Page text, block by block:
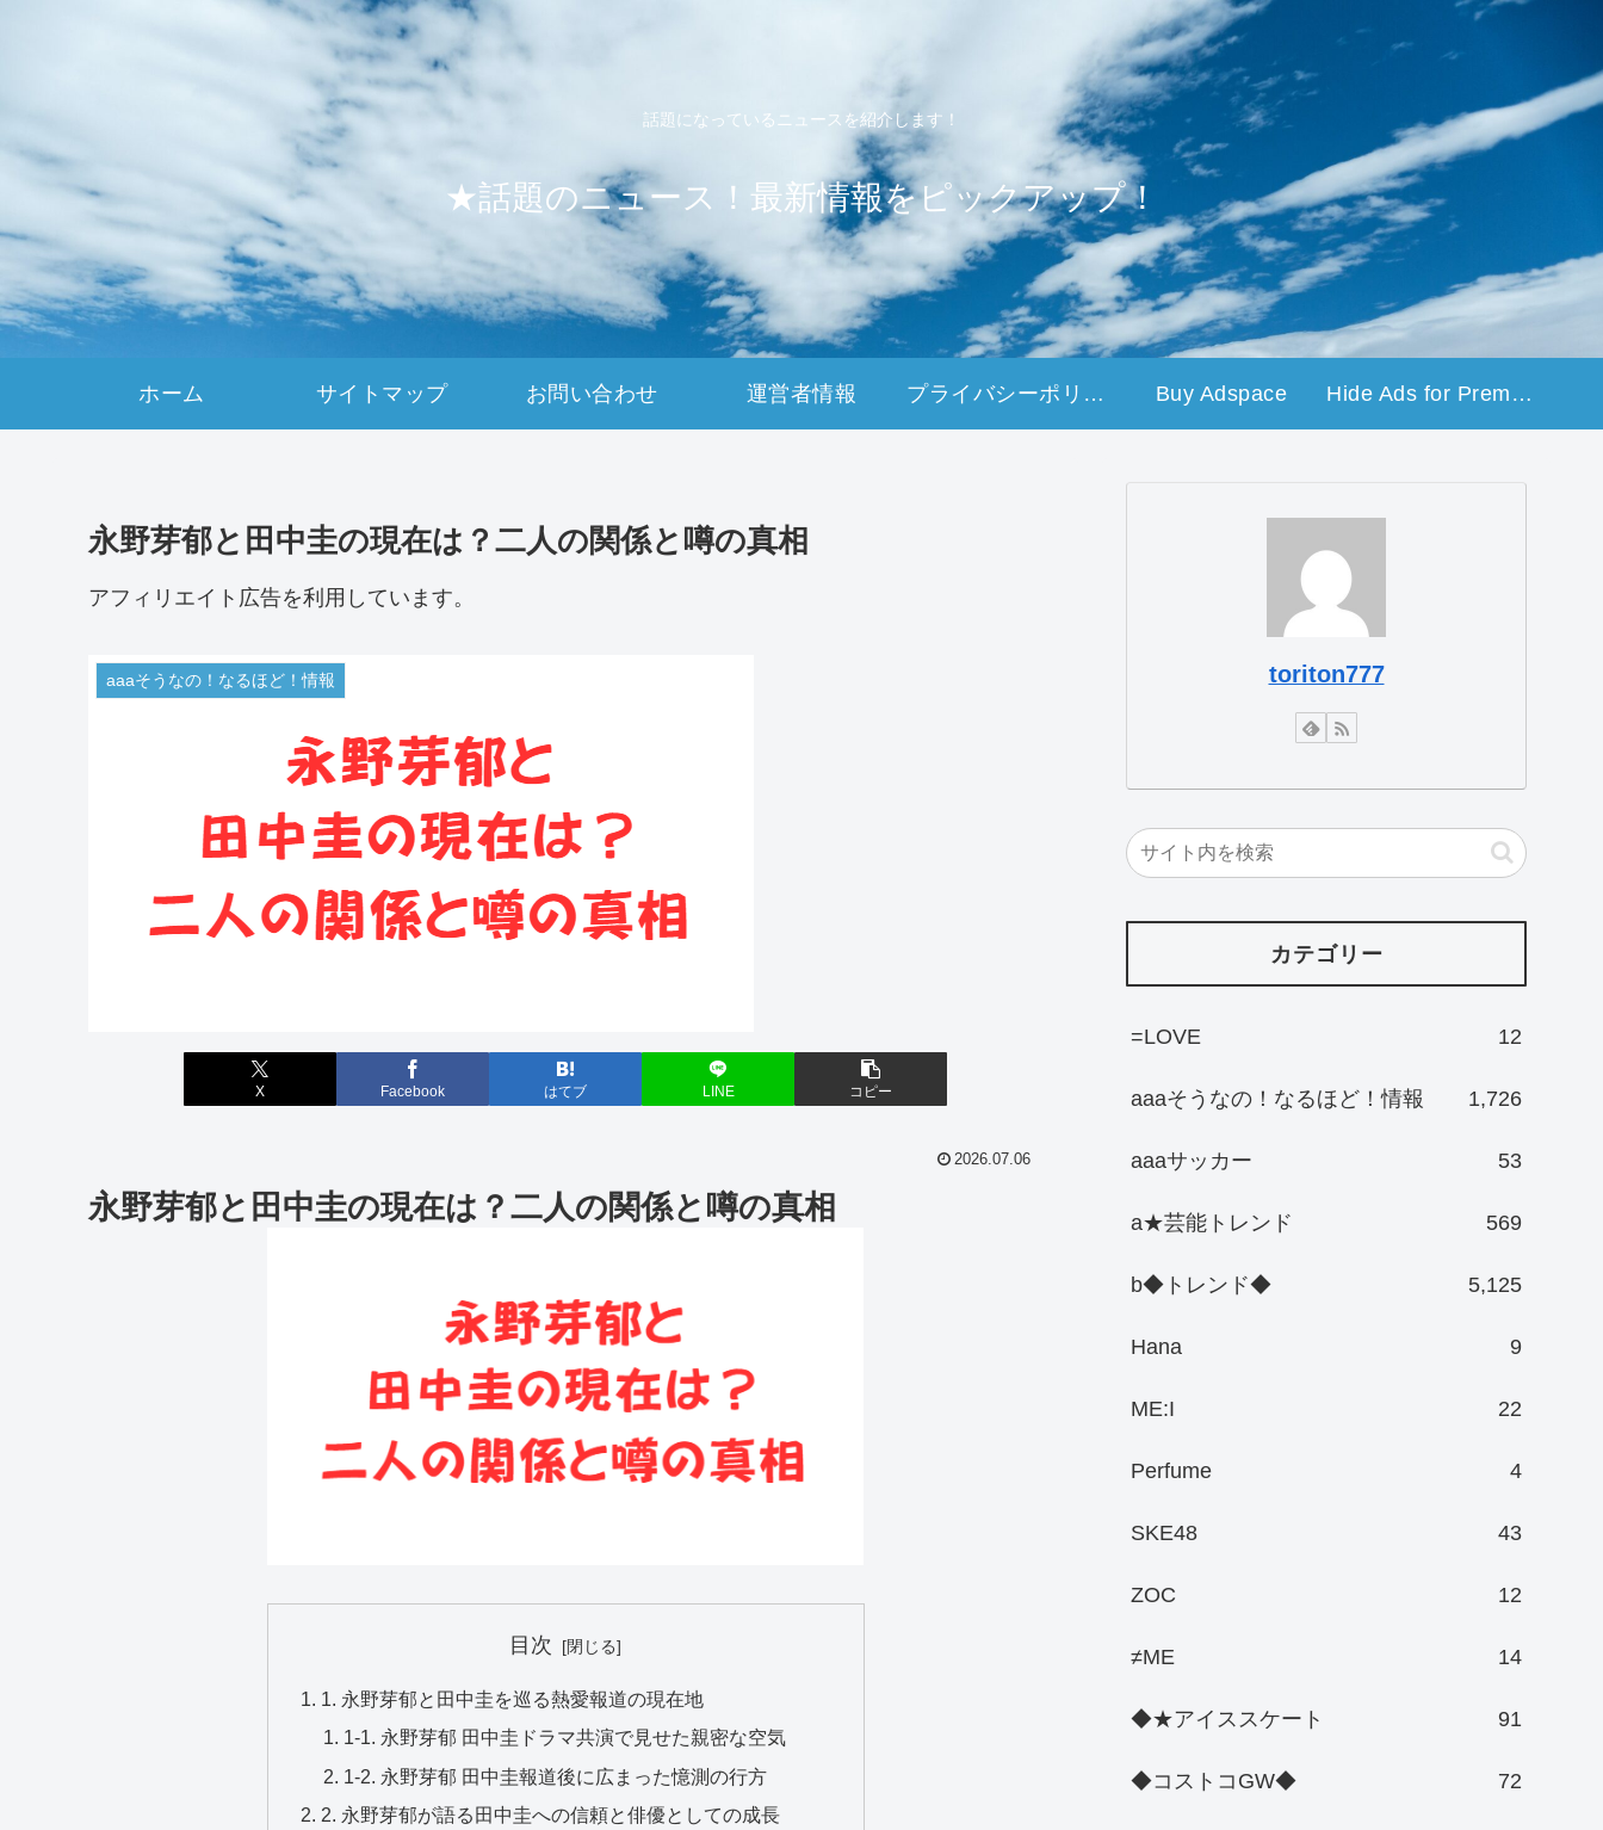
話題になっているニュースを紹介します！
★話題のニュース！最新情報をピックアップ！
ホーム サイトマップ お問い合わせ 運営者情報 プライバシーポリシー Buy Adspace Hide Ads for Premium Members
永野芽郁と田中圭の現在は？二人の関係と噂の真相
アフィリエイト広告を利用しています。
aaaそうなの！なるほど！情報
X Facebook はてブ LINE コピー
2026.07.06
永野芽郁と田中圭の現在は？二人の関係と噂の真相
目次
1. 永野芽郁と田中圭を巡る熱愛報道の現在地
1-1. 永野芽郁 田中圭ドラマ共演で見せた親密な空気
1-2. 永野芽郁 田中圭報道後に広まった憶測の行方
2. 永野芽郁が語る田中圭への信頼と俳優としての成長
toriton777
カテゴリー
=LOVE 12
aaaそうなの！なるほど！情報 1,726
aaaサッカー 53
a★芸能トレンド 569
b◆トレンド◆ 5,125
Hana 9
ME:I 22
Perfume 4
SKE48 43
ZOC 12
≠ME 14
◆★アイススケート 91
◆コストコGW◆ 72